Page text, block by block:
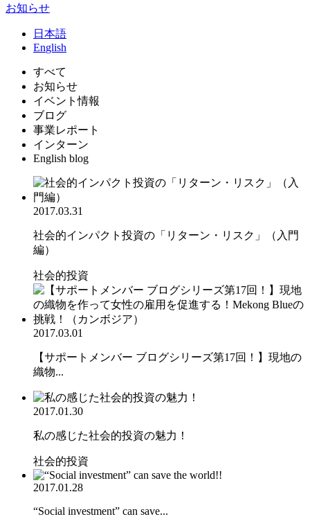
お知らせ
日 本語
English
すべて
お知らせ
イベント情報
ブログ
事業レポート
インターン
English blog
2017.03.31
社会的インパクト投資の「リターン・リスク」（入門
編）
社会的投資
2017.03.01
【サポートメンバー ブログシリーズ第17回！】現地の
織物...
2017.01.30
私の感じた社会的投資の魅力！
社会的投資
2017.01.28
“Social investment” can save...